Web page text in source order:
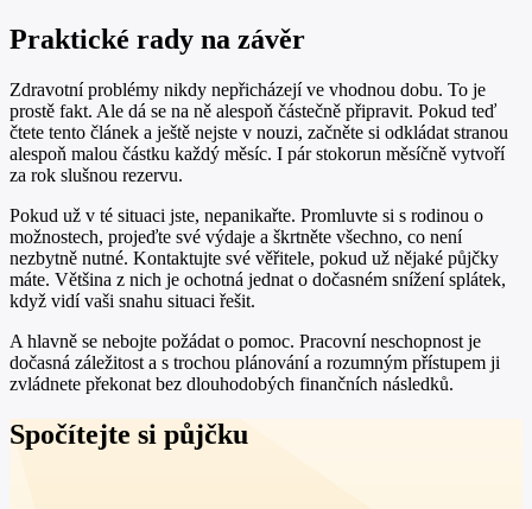
Praktické rady na závěr
Zdravotní problémy nikdy nepřicházejí ve vhodnou dobu. To je
prostě fakt. Ale dá se na ně alespoň částečně připravit. Pokud teď
čtete tento článek a ještě nejste v nouzi, začněte si odkládat stranou
alespoň malou částku každý měsíc. I pár stokorun měsíčně vytvoří
za rok slušnou rezervu.
Pokud už v té situaci jste, nepanikařte. Promluvte si s rodinou o
možnostech, projeďte své výdaje a škrtněte všechno, co není
nezbytně nutné. Kontaktujte své věřitele, pokud už nějaké půjčky
máte. Většina z nich je ochotná jednat o dočasném snížení splátek,
když vidí vaši snahu situaci řešit.
A hlavně se nebojte požádat o pomoc. Pracovní neschopnost je
dočasná záležitost a s trochou plánování a rozumným přístupem ji
zvládnete překonat bez dlouhodobých finančních následků.
Spočítejte si půjčku